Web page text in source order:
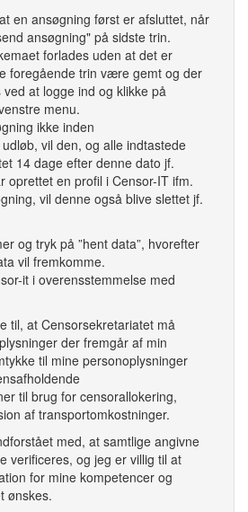
en ansøgning først er afsluttet, når
ansøgning" på sidste trin.
forlades uden at det er
foregående trin være gemt og der
at logge ind og klikke på
menu.
ikke inden
vil den, og alle indtastede
14 dage efter denne dato jf.
oprettet en profil i Censor-IT ifm.
vil denne også blive slettet jf.
og tryk på ”hent data”, hvorefter
vil fremkomme.
it i overensstemmelse med
til, at Censorsekretariatet må
der fremgår af min
til mine personoplysninger
til brug for censorallokering,
af transportomkostninger.
med, at samtlige angivne
verificeres, og jeg er villig til at
for mine kompetencer og
ønskes.